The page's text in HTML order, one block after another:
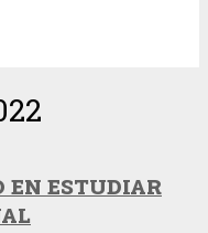
EN ESTUDIAR